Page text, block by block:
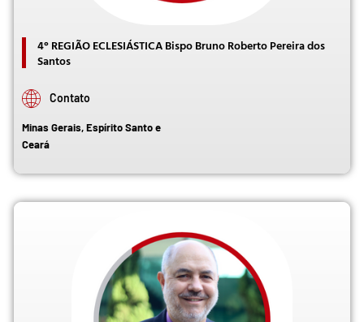
4° REGIÃO ECLESIÁSTICA Bispo Bruno Roberto Pereira dos
Santos
Contato
Minas Gerais, Espírito Santo e
Ceará